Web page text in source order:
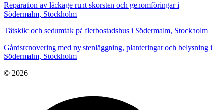
Reparation av läckage runt skorsten och genomföringar i
Södermalm, Stockholm
Tätskikt och sedumtak på flerbostadshus i Södermalm, Stockholm
Gårdsrenovering med ny stenläggning, planteringar och belysning i
Södermalm, Stockholm
© 2026